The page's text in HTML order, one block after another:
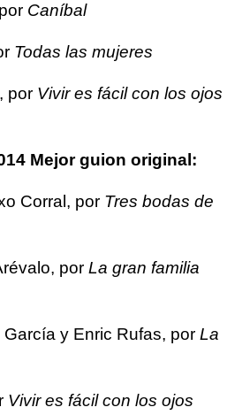
Caníbal
Todas las mujeres
por Vivir es fácil con los ojos
Mejor guion original:
Corral, por Tres bodas de
por La gran familia
y Enric Rufas, por La
Vivir es fácil con los ojos